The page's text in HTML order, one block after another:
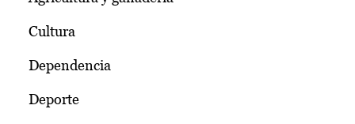
Cultura
Dependencia
Deporte